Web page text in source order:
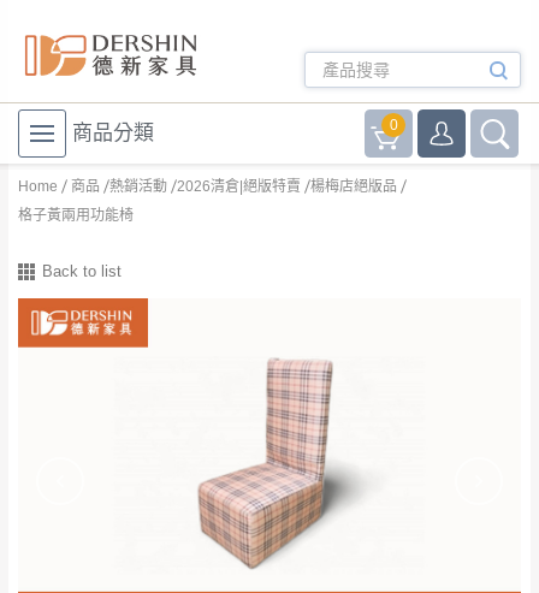
商品分類 0
Home 商品 熱銷活動 2026清倉|絕版特賣
楊梅店絕版品
格子黃兩用功能椅
Back to list